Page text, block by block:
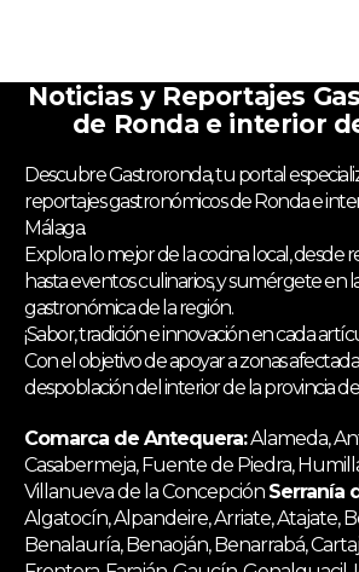
Noticias y Reportajes
de Ronda e interior
Descubre Gastroronda, tu portal
reportajes gastronómicos de Ronda e
Málaga.
Explora lo mejor de la cocina local, desde
hasta eventos culinarios, y sumérgete en
gastronómica de la región.
¡Sabor, tradición e innovación en cada
Con el objetivo de apoyar a zonas
despoblación del interior de la provincia
Comarca de Antequera:Alameda,
Casabermeja, Fuente de Piedra,
Villanueva de la Concepción Serranía
Algatocín, Alpandeire, Arriate, Atajate,
Benalauría, Benaoján, Benarrabá,